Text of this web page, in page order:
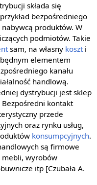
składa się
bezpośredniego
produktów. W
podmiotów. Takie
sam, na własny koszti
elementem
kanału
handlową.
dystrybucji jest sklep
Bezpośredni kontakt
przede
oraz rynku usług,
konsumpcyjnych.
są firmowe
mebli, wyrobów
itp [Czubała A.